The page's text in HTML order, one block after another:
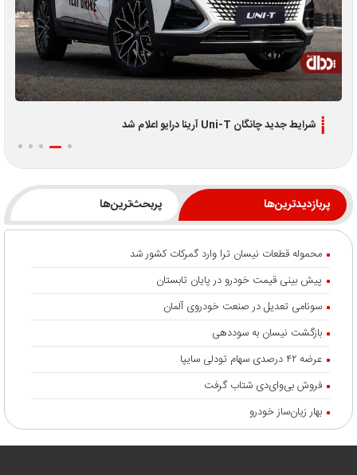
شرایط جدید چانگان Uni-T آرینا درایو اعلام شد
پربازدیدترین‌ها پربحث‌ترین‌ها
محموله قطعات نیسان ترا وارد گمرکات کشور شد
پیش بینی قیمت خودرو در پایان تابستان
سونامی تعدیل در صنعت خودروی آلمان
بازگشت نیسان به سوددهی
عرضه ۴۲ درصدی سهام تودلی سایپا
فروش بی‌وای‌دی شتاب گرفت
بهار زیان‌ساز خودرو